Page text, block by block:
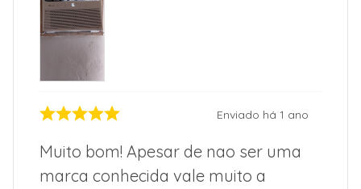
Enviado há 1 ano
Muito bom! Apesar de nao ser uma
marca conhecida vale muito a